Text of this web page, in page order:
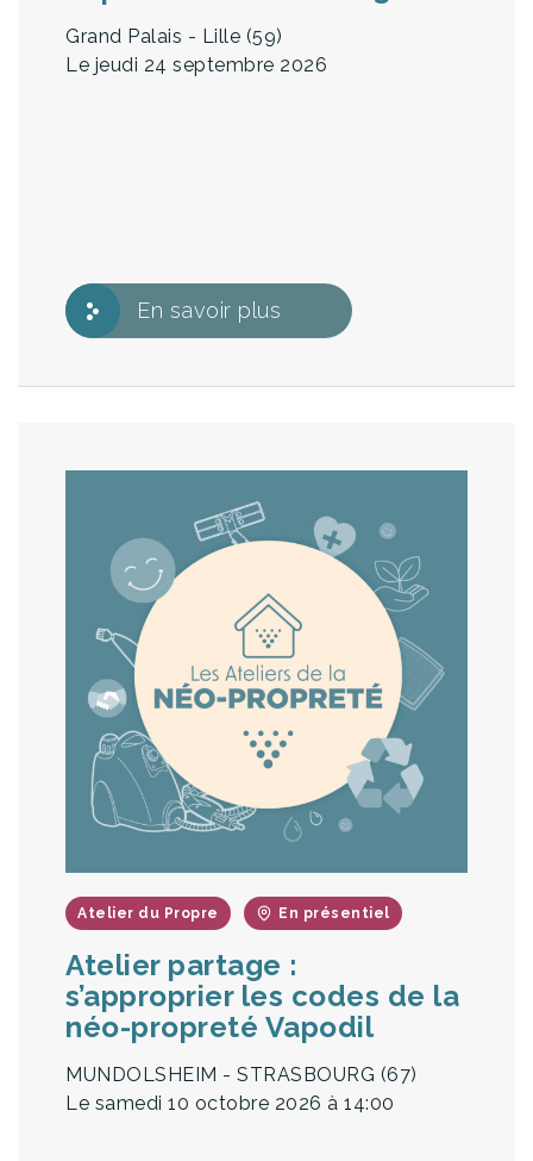
Grand Palais - Lille (59)
Le jeudi 24 septembre 2026
En savoir plus
Atelier du Propre En présentiel
Atelier partage :
s’approprier les codes de la
néo-propreté Vapodil
MUNDOLSHEIM - STRASBOURG (67)
Le samedi 10 octobre 2026 à 14:00